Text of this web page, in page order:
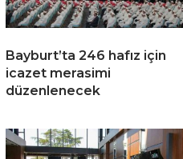
Bayburt’ta 246 hafız için
icazet merasimi
düzenlenecek